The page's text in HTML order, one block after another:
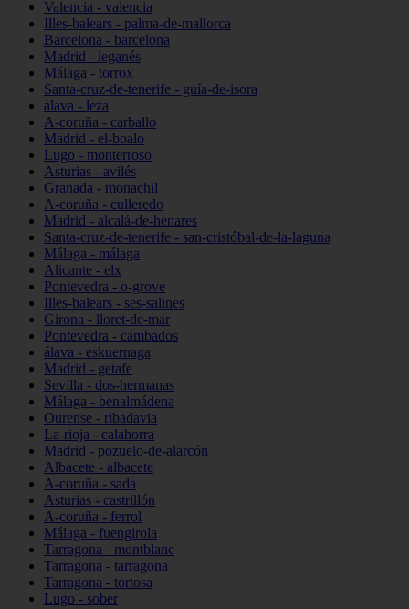
Valencia - valencia
Illes-balears - palma-de-mallorca
Barcelona - barcelona
Madrid - leganés
Málaga - torrox
Santa-cruz-de-tenerife - guía-de-isora
álava - leza
A-coruña - carballo
Madrid - el-boalo
Lugo - monterroso
Asturias - avilés
Granada - monachil
A-coruña - culleredo
Madrid - alcalá-de-henares
Santa-cruz-de-tenerife - san-cristóbal-de-la-laguna
Málaga - málaga
Alicante - elx
Pontevedra - o-grove
Illes-balears - ses-salines
Girona - lloret-de-mar
Pontevedra - cambados
álava - eskuernaga
Madrid - getafe
Sevilla - dos-hermanas
Málaga - benalmádena
Ourense - ribadavia
La-rioja - calahorra
Madrid - pozuelo-de-alarcón
Albacete - albacete
A-coruña - sada
Asturias - castrillón
A-coruña - ferrol
Málaga - fuengirola
Tarragona - montblanc
Tarragona - tarragona
Tarragona - tortosa
Lugo - sober